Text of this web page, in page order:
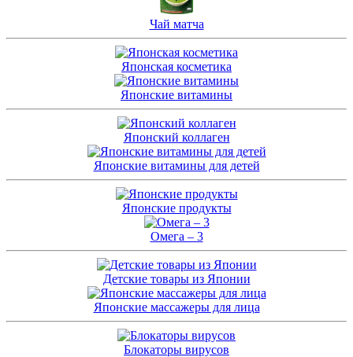
Чай матча
Японская косметика
Японские витамины
Японский коллаген
Японские витамины для детей
Японские продукты
Омега – 3
Детские товары из Японии
Японские массажеры для лица
Блокаторы вирусов